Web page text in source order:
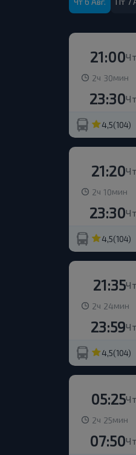
21:00
2ч 30мин
23:30
4,5(104)
21:20
2ч 10мин
23:30
4,5(104)
21:35
2ч 24мин
23:59
4,5(104)
05:25
2ч 25мин
07:50